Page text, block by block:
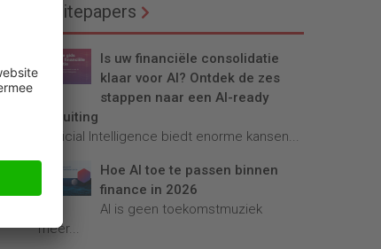
Whitepapers
Is uw financiële consolidatie
klaar voor AI? Ontdek de zes
stappen naar een AI-ready
afsluiting
Artificial Intelligence biedt enorme kansen...
Hoe AI toe te passen binnen
finance in 2026
AI is geen toekomstmuziek
meer...